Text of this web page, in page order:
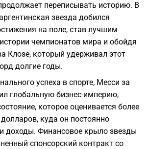
переписывать историю. В
звезда добился
на поле, став лучшим
чемпионатов мира и обойдя
Клозе, который удерживал этот
долгие годы.
успеха в спорте, Месси за
глобальную бизнес-империю,
которое оценивается более
куда он постоянно
доходы. Финансовое крыло звезды
спонсорский контракт со